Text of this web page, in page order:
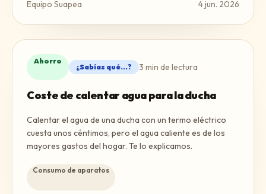
Equipo Suapea 4 jun. 2026
Ahorro
¿Sabías qué...? 3 min de lectura
Coste de calentar agua para la ducha
Calentar el agua de una ducha con un termo eléctrico
cuesta unos céntimos, pero el agua caliente es de los
mayores gastos del hogar. Te lo explicamos.
Consumo de aparatos